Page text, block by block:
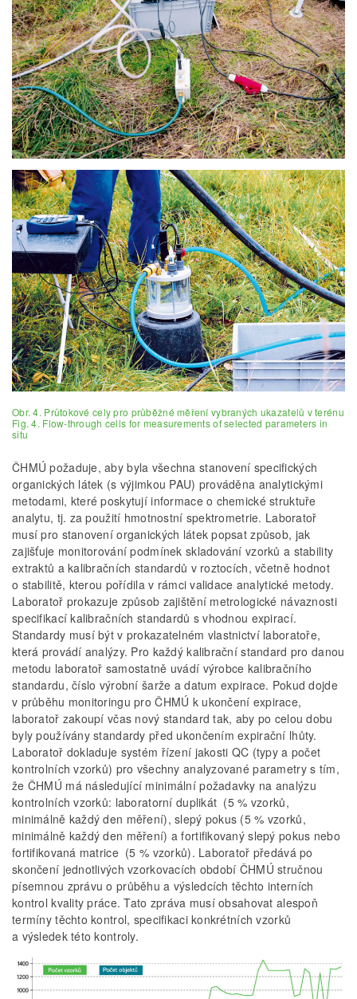
Obr. 4. Průtokové cely pro průběžné měření vybraných ukazatelů v terénu
Fig. 4. Flow-through cells for measurements of selected parameters in
situ
ČHMÚ požaduje, aby byla všechna stanovení specifických
organických látek (s výjimkou PAU) prováděna analytickými
metodami, které poskytují informace o chemické struktuře
analytu, tj. za použití hmotnostní spektrometrie. Laboratoř
musí pro stanovení organických látek popsat způsob, jak
zajišťuje monitorování podmínek skladování vzorků a stability
extraktů a kalibračních standardů v roztocích, včetně hodnot
o stabilitě, kterou pořídila v rámci validace analytické metody.
Laboratoř prokazuje způsob zajištění metrologické návaznosti
specifikací kalibračních standardů s vhodnou expirací.
Standardy musí být v prokazatelném vlastnictví laboratoře,
která provádí analýzy. Pro každý kalibrační standard pro danou
metodu laboratoř samostatně uvádí výrobce kalibračního
standardu, číslo výrobní šarže a datum expirace. Pokud dojde
v průběhu monitoringu pro ČHMÚ k ukončení expirace,
laboratoř zakoupí včas nový standard tak, aby po celou dobu
byly používány standardy před ukončením expirační lhůty.
Laboratoř dokladuje systém řízení jakosti QC (typy a počet
kontrolních vzorků) pro všechny analyzované parametry s tím,
že ČHMÚ má následující minimální požadavky na analýzu
kontrolních vzorků: laboratorní duplikát (5 % vzorků,
minimálně každý den měření), slepý pokus (5 % vzorků,
minimálně každý den měření) a fortifikovaný slepý pokus nebo
fortifikovaná matrice (5 % vzorků). Laboratoř předává po
skončení jednotlivých vzorkovacích období ČHMÚ stručnou
písemnou zprávu o průběhu a výsledcích těchto interních
kontrol kvality práce. Tato zpráva musí obsahovat alespoň
termíny těchto kontrol, specifikaci konkrétních vzorků
a výsledek této kontroly.